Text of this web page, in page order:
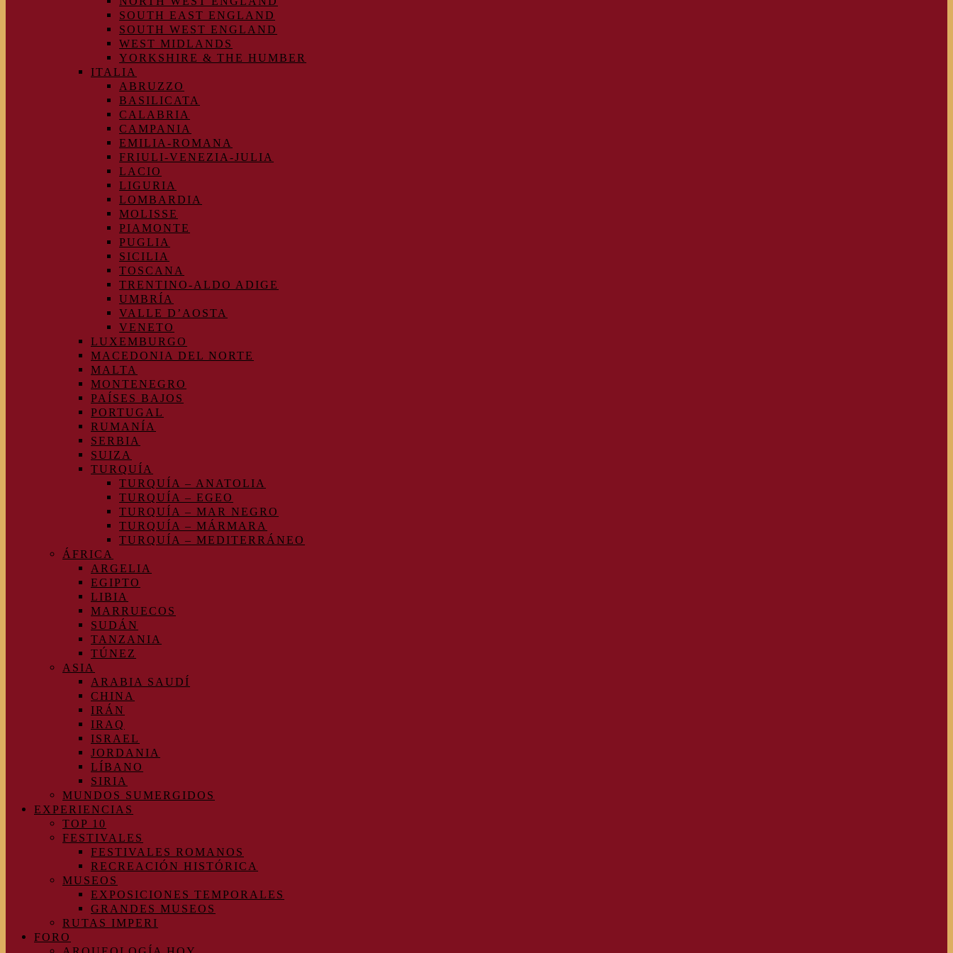
SOUTH EAST ENGLAND
SOUTH WEST ENGLAND
WEST MIDLANDS
YORKSHIRE & THE HUMBER
ITALIA
ABRUZZO
BASILICATA
CALABRIA
CAMPANIA
EMILIA-ROMANA
FRIULI-VENEZIA-JULIA
LACIO
LIGURIA
LOMBARDIA
MOLISSE
PIAMONTE
PUGLIA
SICILIA
TOSCANA
TRENTINO-ALDO ADIGE
UMBRÍA
VALLE D’AOSTA
VENETO
LUXEMBURGO
MACEDONIA DEL NORTE
MALTA
MONTENEGRO
PAÍSES BAJOS
PORTUGAL
RUMANÍA
SERBIA
SUIZA
TURQUÍA
TURQUÍA – ANATOLIA
TURQUÍA – EGEO
TURQUÍA – MAR NEGRO
TURQUÍA – MÁRMARA
TURQUÍA – MEDITERRÁNEO
ÁFRICA
ARGELIA
EGIPTO
LIBIA
MARRUECOS
SUDÁN
TANZANIA
TÚNEZ
ASIA
ARABIA SAUDÍ
CHINA
IRÁN
IRAQ
ISRAEL
JORDANIA
LÍBANO
SIRIA
MUNDOS SUMERGIDOS
EXPERIENCIAS
TOP 10
FESTIVALES
FESTIVALES ROMANOS
RECREACIÓN HISTÓRICA
MUSEOS
EXPOSICIONES TEMPORALES
GRANDES MUSEOS
RUTAS IMPERI
FORO